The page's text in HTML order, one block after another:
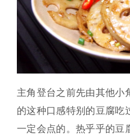
主角登台之前先由其他小
的这种口感特别的豆腐吃
一定会点的。热乎乎的豆